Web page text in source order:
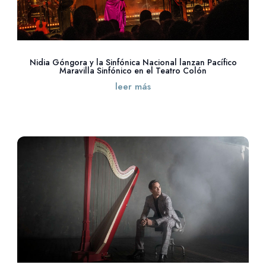
Nidia Góngora y la Sinfónica Nacional lanzan Pacífico
Maravilla Sinfónico en el Teatro Colón
leer más